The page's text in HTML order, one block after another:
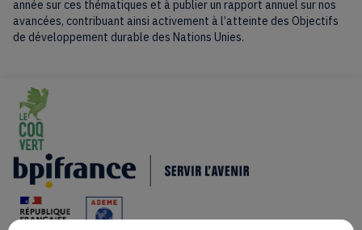
année sur ces thématiques et à publier un rapport annuel sur nos
avancées, contribuant ainsi activement à l’atteinte des Objectifs
de développement durable des Nations Unies.